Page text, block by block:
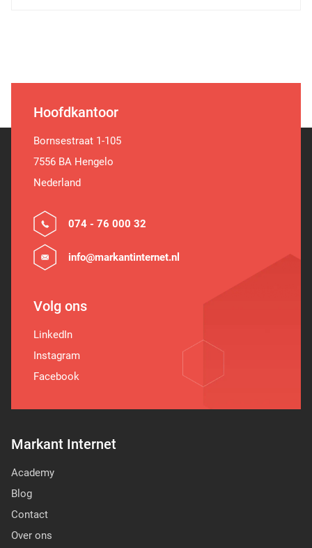
Markant Internet
Academy
Blog
Contact
Over ons
Hoofdkantoor
Bornsestraat 1-105
7556 BA Hengelo
Nederland
074 - 76 000 32
info@markantinternet.nl
Volg ons
LinkedIn
Instagram
Facebook